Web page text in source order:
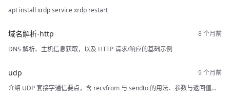
apt install xrdp service xrdp restart
域名解析-http
DNS 解析、主机信息获取，以及 HTTP 请求/响应的基础示例
udp
介绍 UDP 套接字通信要点，含 recvfrom 与 sendto 的用法、参数与返回值，